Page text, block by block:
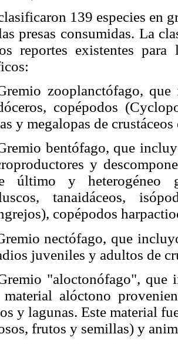
139 especies en
presas consumidas. La
reportes existentes para
zooplanctófago,
copépodos
y megalopas de
bentófago, que
y
último y heterogéneo
tanaidáceos,
copépodos
nectófago, que
juveniles y adultos de
"aloctonófago", que
alóctono
y lagunas. Este material
frutos y semillas) y